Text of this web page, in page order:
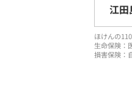
江田
ほけんの
生命保険：
損害保険：